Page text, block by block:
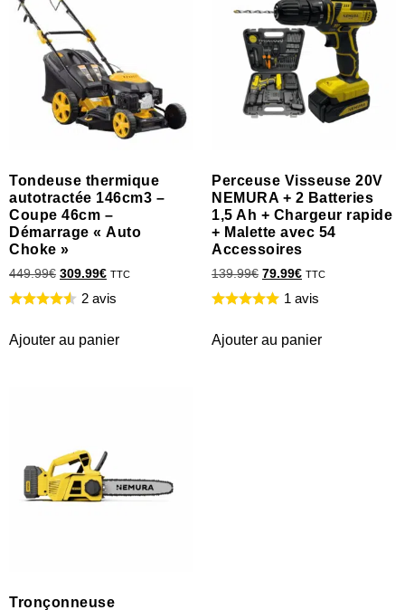
Tondeuse thermique
autotractée 146cm3 –
Coupe 46cm –
Démarrage « Auto
Choke »
449.99€ 309.99€ TTC
2 avis
Ajouter au panier
Perceuse Visseuse 20V
NEMURA + 2 Batteries
1,5 Ah + Chargeur rapide
+ Malette avec 54
Accessoires
139.99€ 79.99€ TTC
1 avis
Ajouter au panier
Tronçonneuse